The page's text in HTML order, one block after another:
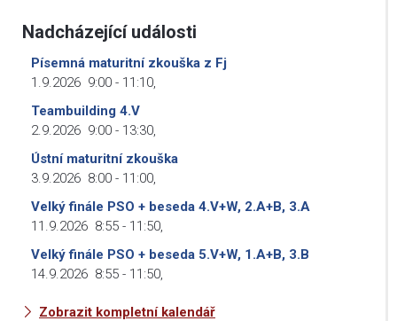
Nadcházející události
Písemná maturitní zkouška z Fj
1.9.2026 9:00 - 11:10,
Teambuilding 4.V
2.9.2026 9:00 - 13:30,
Ústní maturitní zkouška
3.9.2026 8:00 - 11:00,
Velký finále PSO + beseda 4.V+W, 2.A+B, 3.A
11.9.2026 8:55 - 11:50,
Velký finále PSO + beseda 5.V+W, 1.A+B, 3.B
14.9.2026 8:55 - 11:50,
Zobrazit kompletní kalendář